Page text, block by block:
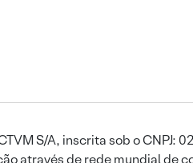
S/A, inscrita sob o
através de rede mundial de